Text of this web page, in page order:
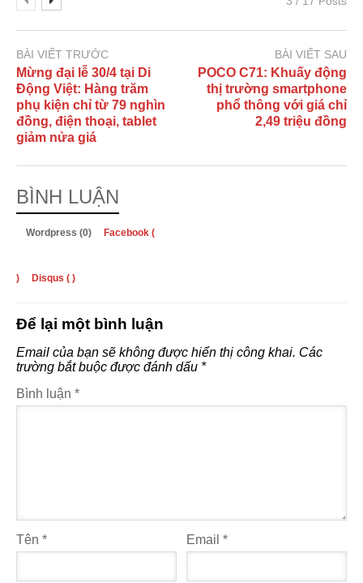
BÀI VIẾT TRƯỚC
Mừng đại lễ 30/4 tại Di
Động Việt: Hàng trăm
phụ kiện chỉ từ 79 nghìn
đồng, điện thoại, tablet
giảm nửa giá
BÀI VIẾT SAU
POCO C71: Khuấy động
thị trường smartphone
phổ thông với giá chỉ
2,49 triệu đồng
BÌNH LUẬN
Wordpress (0) Facebook (
) Disqus ( )
Để lại một bình luận
Email của bạn sẽ không được hiển thị công khai. Các
trường bắt buộc được đánh dấu *
Bình luận *
Tên * Email*